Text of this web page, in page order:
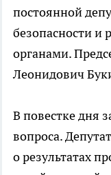
постоянной
безопасности и
органами.
Леонидович
В повестке дня
вопроса.
о результатах